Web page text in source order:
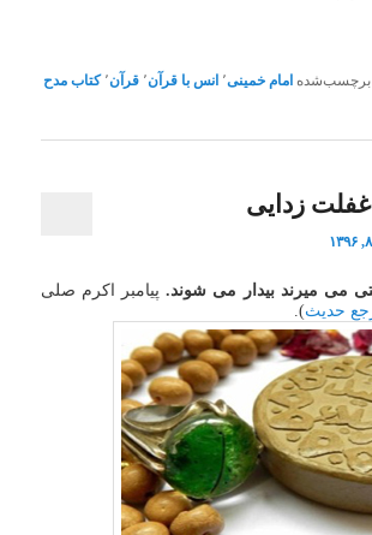
برچسب‌شده امام خمینی٬ انس با قرآن٬ قرآن٬ کتاب مدح
زدایی
می میرند بیدار می شوند.پیامبر اکرم صلی
حدیث).